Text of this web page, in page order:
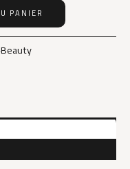
PANIER